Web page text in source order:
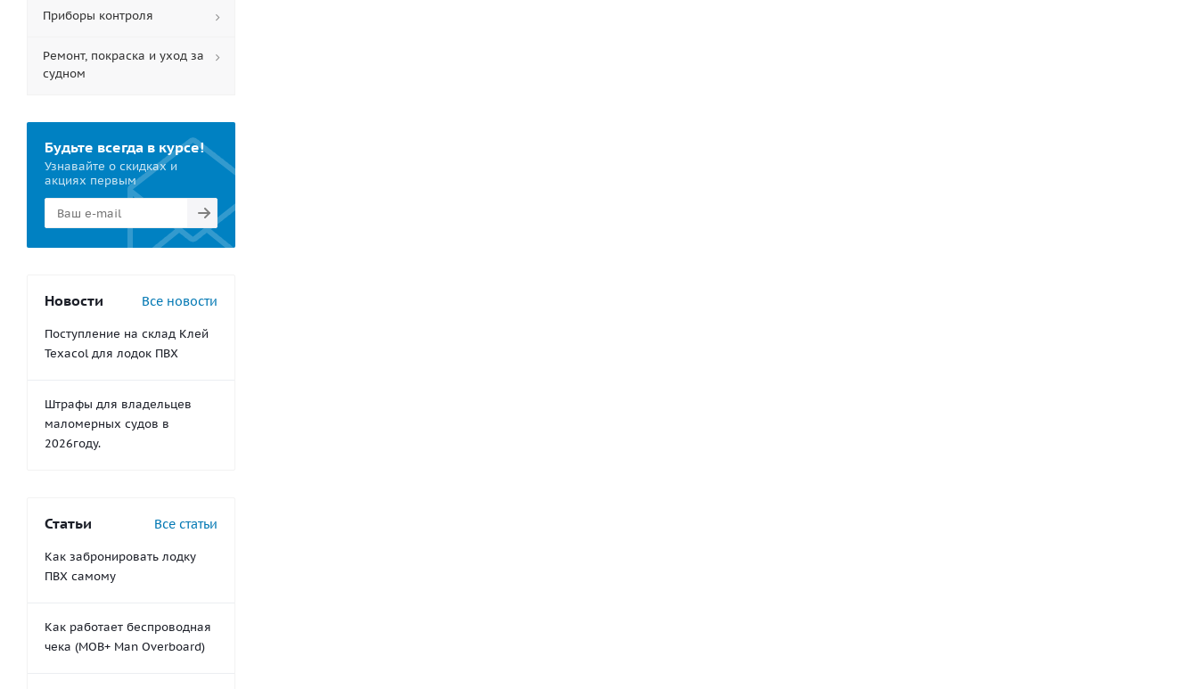
Приборы контроля
Ремонт, покраска и уход за
судном
Будьте всегда в курсе!
Узнавайте о скидках и
акциях первым
Новости Все новости
Поступление на склад Клей
Texacol для лодок ПВХ
Штрафы для владельцев
маломерных судов в
2026году.
Статьи Все статьи
Как забронировать лодку
ПВХ самому
Как работает беспроводная
чека (MOB+ Man Overboard)